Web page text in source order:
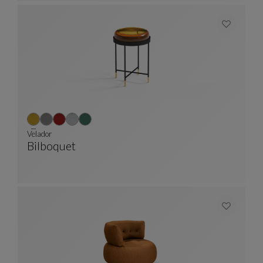
Bilboquet
Velador